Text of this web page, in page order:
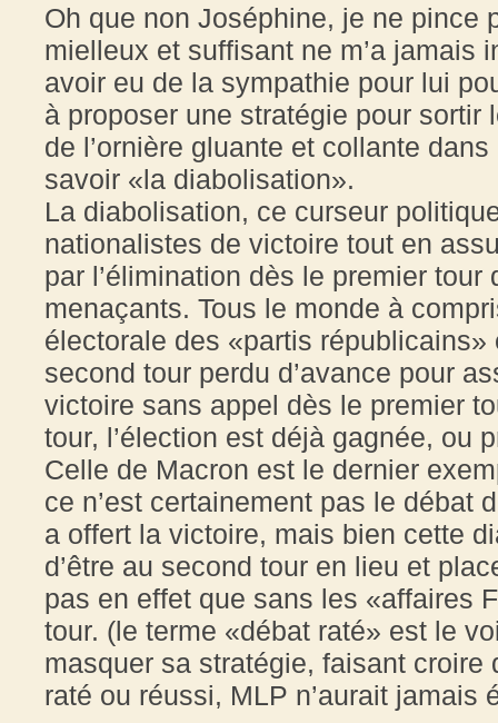
Oh que non Joséphine, je ne pince
mielleux et suffisant ne m’a jamais
avoir eu de la sympathie pour lui
à proposer une stratégie pour
de l’ornière gluante et collante
savoir «la diabolisation».
La diabolisation, ce curseur
nationalistes de victoire tout en
par l’élimination dès le premier
menaçants. Tous le monde à
électorale des «partis républicains»
second tour perdu d’avance pour
victoire sans appel dès le premier
tour, l’élection est déjà gagnée, ou
Celle de Macron est le dernier
ce n’est certainement pas le débat
a offert la victoire, mais bien cette
d’être au second tour en lieu et
pas en effet que sans les «affaires
tour. (le terme «débat raté» est le
masquer sa stratégie, faisant
raté ou réussi, MLP n’aurait jamais